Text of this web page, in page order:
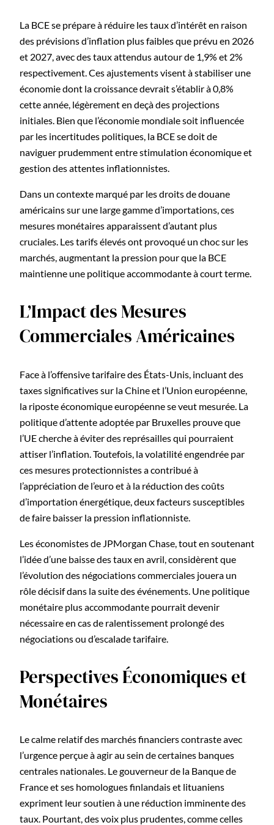
La BCE se prépare à réduire les taux d’intérêt en raison
des prévisions d’inflation plus faibles que prévu en 2026
et 2027, avec des taux attendus autour de 1,9% et 2%
respectivement. Ces ajustements visent à stabiliser une
économie dont la croissance devrait s’établir à 0,8%
cette année, légèrement en deçà des projections
initiales. Bien que l’économie mondiale soit influencée
par les incertitudes politiques, la BCE se doit de
naviguer prudemment entre stimulation économique et
gestion des attentes inflationnistes.
Dans un contexte marqué par les droits de douane
américains sur une large gamme d’importations, ces
mesures monétaires apparaissent d’autant plus
cruciales. Les tarifs élevés ont provoqué un choc sur les
marchés, augmentant la pression pour que la BCE
maintienne une politique accommodante à court terme.
L’Impact des Mesures
Commerciales Américaines
Face à l’offensive tarifaire des États-Unis, incluant des
taxes significatives sur la Chine et l’Union européenne,
la riposte économique européenne se veut mesurée. La
politique d’attente adoptée par Bruxelles prouve que
l’UE cherche à éviter des représailles qui pourraient
attiser l’inflation. Toutefois, la volatilité engendrée par
ces mesures protectionnistes a contribué à
l’appréciation de l’euro et à la réduction des coûts
d’importation énergétique, deux facteurs susceptibles
de faire baisser la pression inflationniste.
Les économistes de JPMorgan Chase, tout en soutenant
l’idée d’une baisse des taux en avril, considèrent que
l’évolution des négociations commerciales jouera un
rôle décisif dans la suite des événements. Une politique
monétaire plus accommodante pourrait devenir
nécessaire en cas de ralentissement prolongé des
négociations ou d’escalade tarifaire.
Perspectives Économiques et
Monétaires
Le calme relatif des marchés financiers contraste avec
l’urgence perçue à agir au sein de certaines banques
centrales nationales. Le gouverneur de la Banque de
France et ses homologues finlandais et lituaniens
expriment leur soutien à une réduction imminente des
taux. Pourtant, des voix plus prudentes, comme celles